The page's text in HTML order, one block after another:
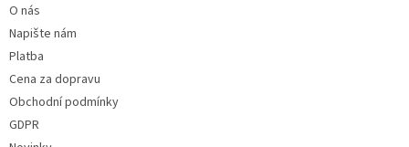
O nás
Napište nám
Platba
Cena za dopravu
Obchodní podmínky
GDPR